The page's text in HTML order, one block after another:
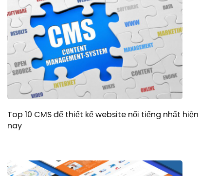
Top 10 CMS để thiết kế website nổi tiếng nhất hiện
nay